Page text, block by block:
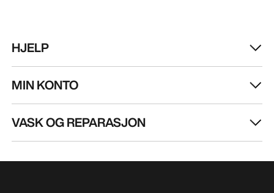
HJELP
MIN KONTO
VASK OG REPARASJON